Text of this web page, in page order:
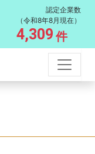
認定企業数
（令和8年8月現在）
4,309 件